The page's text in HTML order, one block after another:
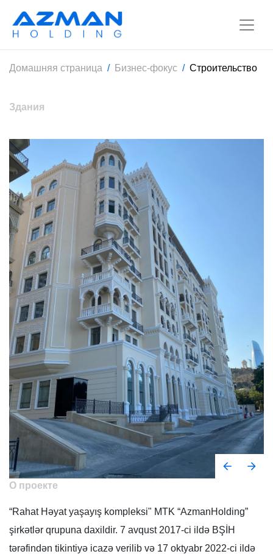
Домашняя страница Бизнес-фокус Строительство
Здания
О проекте
“Rahat Həyat yaşayış kompleksi" MTK “AzmanHolding”
şirkətlər qrupuna daxildir. 7 avqust 2017-ci ildə BŞİH
tərəfindən tikintiyə icazə verilib və 17 oktyabr 2022-ci ildə